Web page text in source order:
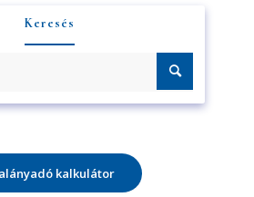
Keresés
kalkulátor
fel hírlevelünkre!